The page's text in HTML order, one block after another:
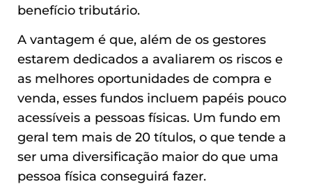
benefício tributário.
A vantagem é que, além de os gestores
estarem dedicados a avaliarem os riscos e
as melhores oportunidades de compra e
venda, esses fundos incluem papéis pouco
acessíveis a pessoas físicas. Um fundo em
geral tem mais de 20 títulos, o que tende a
ser uma diversificação maior do que uma
pessoa física conseguirá fazer.